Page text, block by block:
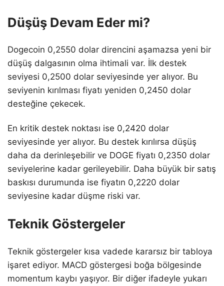
Düşüş Devam Eder mi?
Dogecoin 0,2550 dolar direncini aşamazsa yeni bir
düşüş dalgasının olma ihtimali var. İlk destek
seviyesi 0,2500 dolar seviyesinde yer alıyor. Bu
seviyenin kırılması fiyatı yeniden 0,2450 dolar
desteğine çekecek.
En kritik destek noktası ise 0,2420 dolar
seviyesinde yer alıyor. Bu destek kırılırsa düşüş
daha da derinleşebilir ve DOGE fiyatı 0,2350 dolar
seviyelerine kadar gerileyebilir. Daha büyük bir satış
baskısı durumunda ise fiyatın 0,2220 dolar
seviyesine kadar düşme riski var.
Teknik Göstergeler
Teknik göstergeler kısa vadede kararsız bir tabloya
işaret ediyor. MACD göstergesi boğa bölgesinde
momentum kaybı yaşıyor. Bir diğer ifadeyle yukarı